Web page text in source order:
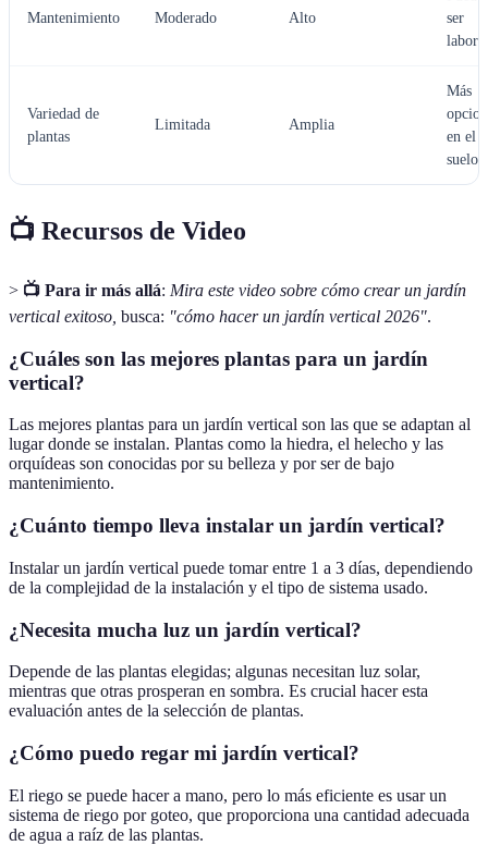
Mantenimiento Moderado Alto
ser
Variedad de
plantas
Limitada Amplia
Más
en el
suelo
📺 Recursos de Video
> 📺 Para ir más allá: Mira este video sobre cómo crear un jardín
vertical exitoso, busca: "cómo hacer un jardín vertical 2026".
¿Cuáles son las mejores plantas para un jardín
vertical?
Las mejores plantas para un jardín vertical son las que se adaptan al
lugar donde se instalan. Plantas como la hiedra, el helecho y las
orquídeas son conocidas por su belleza y por ser de bajo
mantenimiento.
¿Cuánto tiempo lleva instalar un jardín vertical?
Instalar un jardín vertical puede tomar entre 1 a 3 días, dependiendo
de la complejidad de la instalación y el tipo de sistema usado.
¿Necesita mucha luz un jardín vertical?
Depende de las plantas elegidas; algunas necesitan luz solar,
mientras que otras prosperan en sombra. Es crucial hacer esta
evaluación antes de la selección de plantas.
¿Cómo puedo regar mi jardín vertical?
El riego se puede hacer a mano, pero lo más eficiente es usar un
sistema de riego por goteo, que proporciona una cantidad adecuada
de agua a raíz de las plantas.